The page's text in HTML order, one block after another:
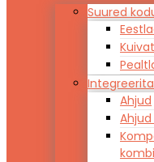
Suured
Ahjud